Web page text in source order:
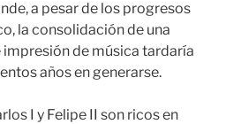
a pesar de los progresos
la consolidación de una
de música tardaría
años en generarse.
I y Felipe II son ricos en